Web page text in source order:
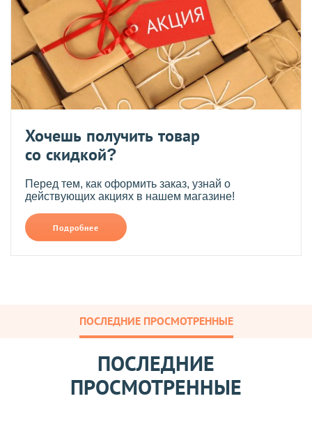
Хочешь получить товар
со скидкой?
Перед тем, как оформить заказ, узнай о
действующих акциях в нашем магазине!
Подробнее
ПОСЛЕДНИЕ ПРОСМОТРЕННЫЕ
ПОСЛЕДНИЕ
ПРОСМОТРЕННЫЕ